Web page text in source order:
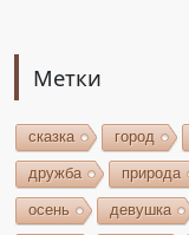
Метки
сказка город
дружба природа
осень девушка